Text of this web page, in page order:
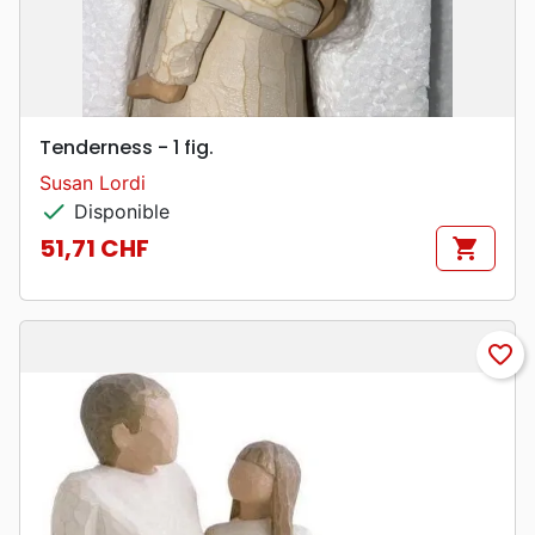
Tenderness - 1 fig.
Susan Lordi
check Disponible
Prix
51,71 CHF shopping_cart
favorite_border